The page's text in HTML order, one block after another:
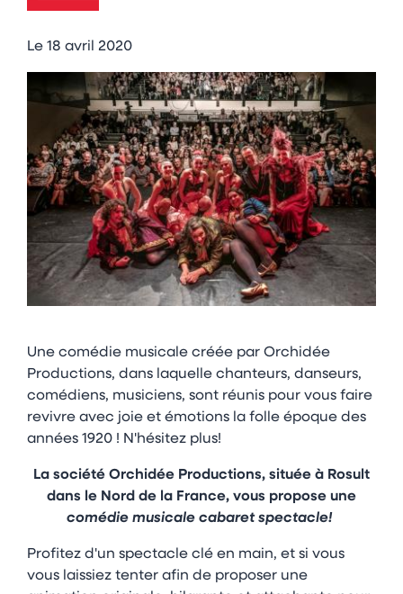
Le 18 avril 2020
Une comédie musicale créée par Orchidée
Productions, dans laquelle chanteurs, danseurs,
comédiens, musiciens, sont réunis pour vous faire
revivre avec joie et émotions la folle époque des
années 1920 ! N'hésitez plus!
La société Orchidée Productions, située à Rosult
dans le Nord de la France, vous propose une
comédie musicale cabaret spectacle!
Profitez d'un spectacle clé en main, et si vous
vous laissiez tenter afin de proposer une